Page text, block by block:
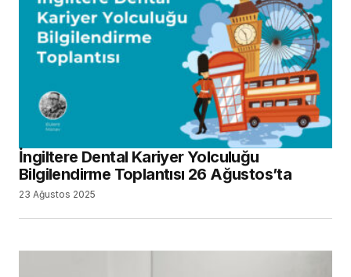
İngiltere Dental Kariyer Yolculuğu
Bilgilendirme Toplantısı 26 Ağustos’ta
23 Ağustos 2025